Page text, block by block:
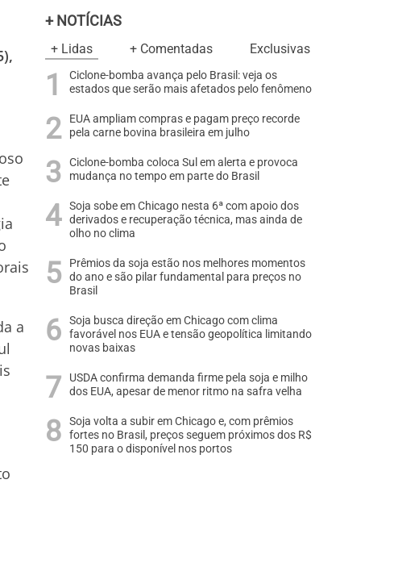
a
+ NOTÍCIAS
+ Lidas + Comentadas Exclusivas
Ciclone-bomba avança pelo Brasil: veja os
estados que serão mais afetados pelo fenômeno
EUA ampliam compras e pagam preço recorde
pela carne bovina brasileira em julho
Ciclone-bomba coloca Sul em alerta e provoca
mudança no tempo em parte do Brasil
Soja sobe em Chicago nesta 6ª com apoio dos
derivados e recuperação técnica, mas ainda de
olho no clima
Prêmios da soja estão nos melhores momentos
do ano e são pilar fundamental para preços no
Brasil
Soja busca direção em Chicago com clima
favorável nos EUA e tensão geopolítica limitando
novas baixas
USDA confirma demanda firme pela soja e milho
dos EUA, apesar de menor ritmo na safra velha
Soja volta a subir em Chicago e, com prêmios
fortes no Brasil, preços seguem próximos dos R$
150 para o disponível nos portos